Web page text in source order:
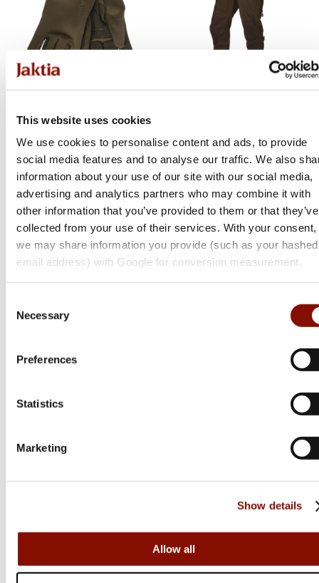
This website uses cookies
We use cookies to personalise content and ads, to provide
social media features and to analyse our traffic. We also
information about your use of our site with our social media,
advertising and analytics partners who may combine it with
other information that you’ve provided to them or that they’ve
collected from your use of their services. With your consent,
we may share information you provide (such as your hashed
email address) with Google for conversion measurement.
Selection
Necessary
Preferences
Statistics
Marketing
Show details
Allow all
Willow green
Flera varianter
Medlemspris
Från 649 kr 695 kr
Online: I lager
Hunting green/Shadow
brown
Medlemspris
Från 3 479 kr 4 995 kr
Online: I lager
Forest Hunter GTX
Från 6 779 kr7 295 kr
Forest Hunter GTX
MSP®Darkwood
6 995 kr